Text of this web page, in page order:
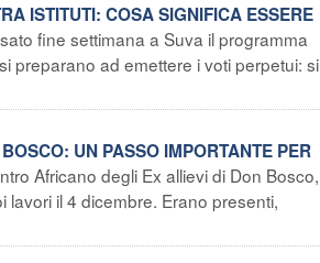
ISTITUTI: COSA SIGNIFICA ESSERE
fine settimana a Suva il programma
preparano ad emettere i voti perpetui: si
UN PASSO IMPORTANTE PER
Africano degli Ex allievi di Don Bosco,
il 4 dicembre. Erano presenti,